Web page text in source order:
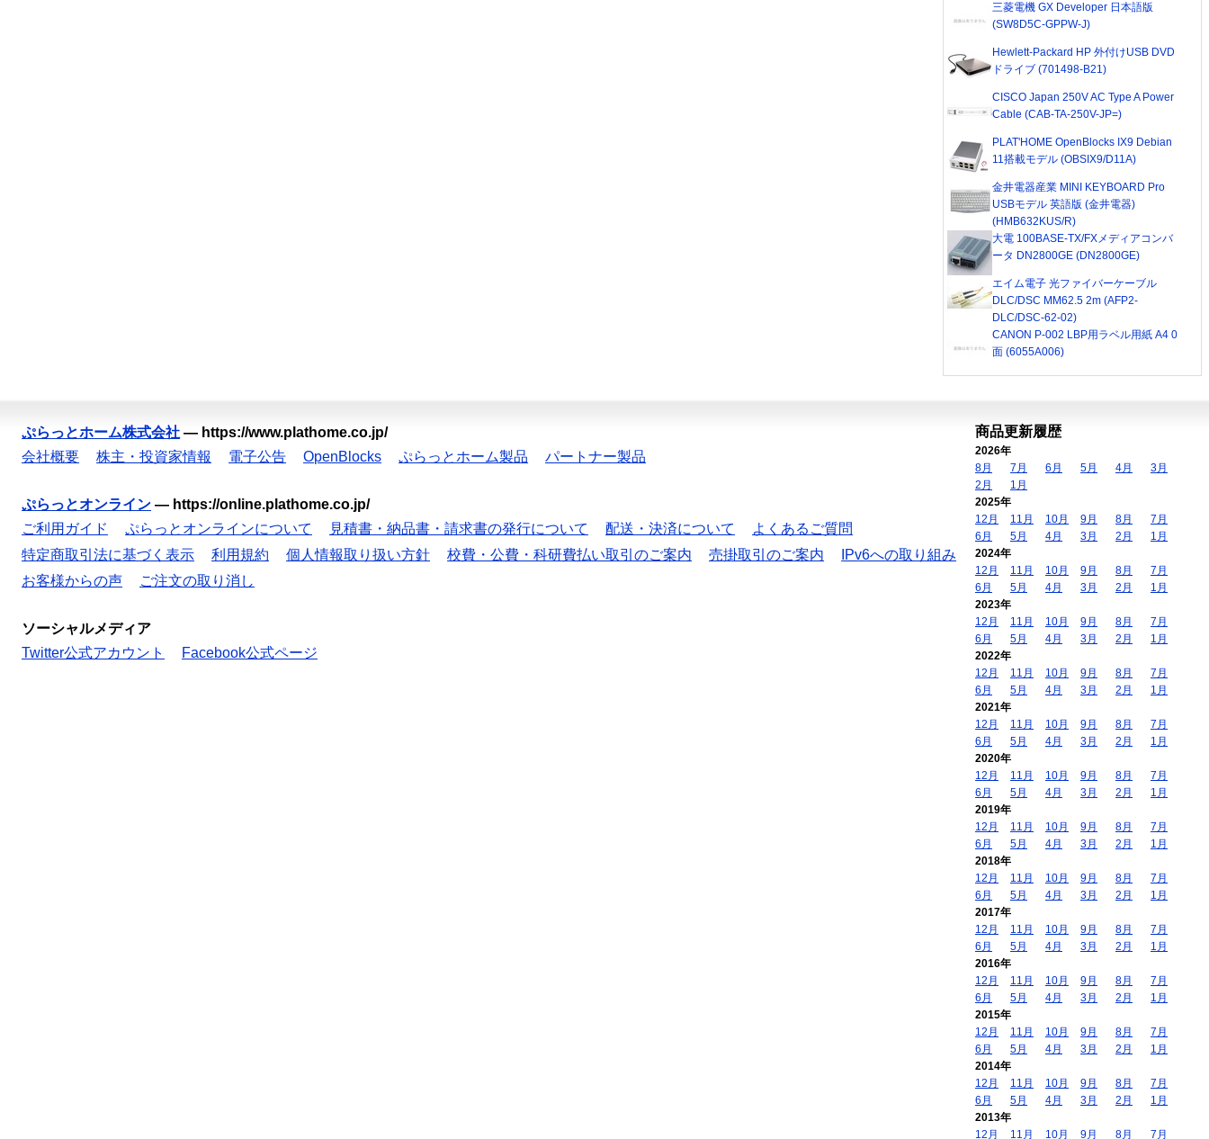
三菱電機 GX Developer 日本語版
(SW8D5C-GPPW-J)
Hewlett-Packard HP 外付けUSB DVD
ドライブ (701498-B21)
CISCO Japan 250V AC Type A Power
Cable (CAB-TA-250V-JP=)
PLAT'HOME OpenBlocks IX9 Debian
11搭載モデル (OBSIX9/D11A)
金井電器産業 MINI KEYBOARD Pro
USBモデル 英語版 (金井電器)
(HMB632KUS/R)
大電 100BASE-TX/FXメディアコンバ
ータ DN2800GE (DN2800GE)
エイム電子 光ファイバーケーブル
DLC/DSC MM62.5 2m (AFP2-
DLC/DSC-62-02)
CANON P-002 LBP用ラベル用紙 A4 0
面 (6055A006)
ぷらっとホーム株式会社 — https://www.plathome.co.jp/
会社概要
株主・投資家情報 電子公告 OpenBlocks ぷらっとホーム製品 パートナー製品
ぷらっとオンライン — https://online.plathome.co.jp/
ご利用ガイド
ぷらっとオンラインについて 見積書・納品書・請求書の発行について 配送・決済について
よくあるご質問
特定商取引法に基づく表示
利用規約 個人情報取り扱い方針 校費・公費・科研費払い取引のご案内 売掛取引のご案内
IPv6への取り組み
お客様からの声
ご注文の取り消し
ソーシャルメディア
Twitter公式アカウント
Facebook公式ページ
商品更新履歴
2026年
8月
7月 6月 5月 4月
3月
2月
1月
2025年
12月
11月 10月 9月 8月
7月
6月
5月 4月 3月 2月
1月
2024年
12月
11月 10月 9月 8月
7月
6月
5月 4月 3月 2月
1月
2023年
12月
11月 10月 9月 8月
7月
6月
5月 4月 3月 2月
1月
2022年
12月
11月 10月 9月 8月
7月
6月
5月 4月 3月 2月
1月
2021年
12月
11月 10月 9月 8月
7月
6月
5月 4月 3月 2月
1月
2020年
12月
11月 10月 9月 8月
7月
6月
5月 4月 3月 2月
1月
2019年
12月
11月 10月 9月 8月
7月
6月
5月 4月 3月 2月
1月
2018年
12月
11月 10月 9月 8月
7月
6月
5月 4月 3月 2月
1月
2017年
12月
11月 10月 9月 8月
7月
6月
5月 4月 3月 2月
1月
2016年
12月
11月 10月 9月 8月
7月
6月
5月 4月 3月 2月
1月
2015年
12月
11月 10月 9月 8月
7月
6月
5月 4月 3月 2月
1月
2014年
12月
11月 10月 9月 8月
7月
6月
5月 4月 3月 2月
1月
2013年
12月
11月 10月 9月 8月 7月